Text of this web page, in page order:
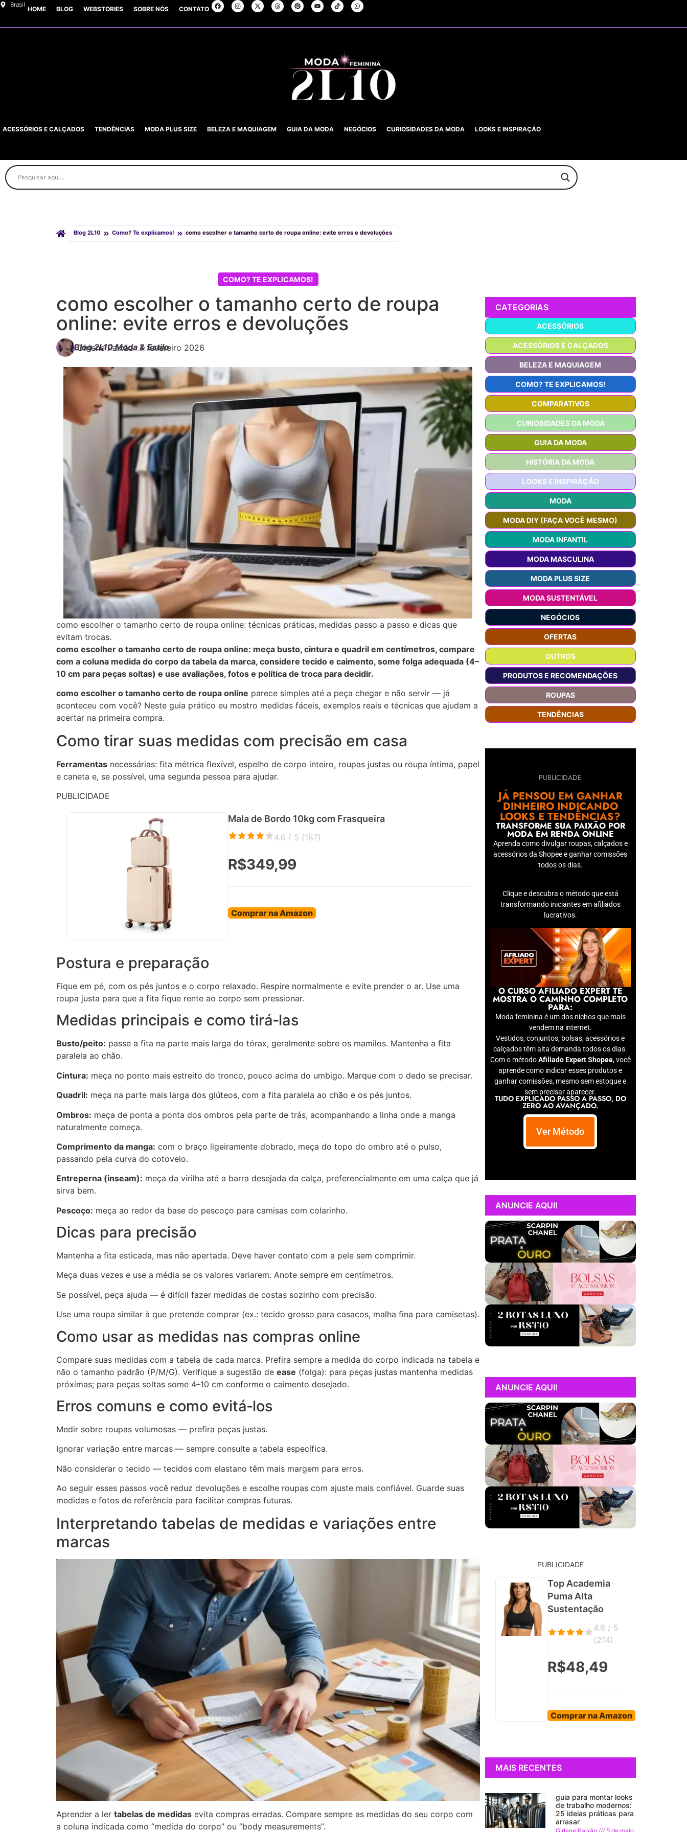
Brasil HOME BLOG WEBSTORIES SOBRE NÓS CONTATO
ACESSÓRIOS E CALÇADOS TENDÊNCIAS MODA PLUS SIZE BELEZA E MAQUIAGEM GUIA DA MODA NEGÓCIOS CURIOSIDADES DA MODA LOOKS E INSPIRAÇÃO
Blog 2L10 Como? Te explicamos! como escolher o tamanho certo de roupa online: evite erros e devoluções
COMO? TE EXPLICAMOS!
como escolher o tamanho certo de roupa
online: evite erros e devoluções
Blog 2L10 Moda & Estilo
Girlene Paixão- 7 fevereiro 2026
como escolher o tamanho certo de roupa online: técnicas práticas, medidas passo a passo e dicas que
evitam trocas.
como escolher o tamanho certo de roupa online: meça busto, cintura e quadril em centímetros, compare
com a coluna medida do corpo da tabela da marca, considere tecido e caimento, some folga adequada (4–
10 cm para peças soltas) e use avaliações, fotos e política de troca para decidir.
como escolher o tamanho certo de roupa online parece simples até a peça chegar e não servir — já
aconteceu com você? Neste guia prático eu mostro medidas fáceis, exemplos reais e técnicas que ajudam a
acertar na primeira compra.
Como tirar suas medidas com precisão em casa
Ferramentas necessárias: fita métrica flexível, espelho de corpo inteiro, roupas justas ou roupa íntima, papel
e caneta e, se possível, uma segunda pessoa para ajudar.
PUBLICIDADE
Mala de Bordo 10kg com Frasqueira
4.6 / 5 (187)
R$349,99
Comprar na Amazon
Postura e preparação
Fique em pé, com os pés juntos e o corpo relaxado. Respire normalmente e evite prender o ar. Use uma
roupa justa para que a fita fique rente ao corpo sem pressionar.
Medidas principais e como tirá‑las
Busto/peito: passe a fita na parte mais larga do tórax, geralmente sobre os mamilos. Mantenha a fita
paralela ao chão.
Cintura: meça no ponto mais estreito do tronco, pouco acima do umbigo. Marque com o dedo se precisar.
Quadril: meça na parte mais larga dos glúteos, com a fita paralela ao chão e os pés juntos.
Ombros: meça de ponta a ponta dos ombros pela parte de trás, acompanhando a linha onde a manga
naturalmente começa.
Comprimento da manga: com o braço ligeiramente dobrado, meça do topo do ombro até o pulso,
passando pela curva do cotovelo.
Entreperna (inseam): meça da virilha até a barra desejada da calça, preferencialmente em uma calça que já
sirva bem.
Pescoço: meça ao redor da base do pescoço para camisas com colarinho.
Dicas para precisão
Mantenha a fita esticada, mas não apertada. Deve haver contato com a pele sem comprimir.
Meça duas vezes e use a média se os valores variarem. Anote sempre em centímetros.
Se possível, peça ajuda — é difícil fazer medidas de costas sozinho com precisão.
Use uma roupa similar à que pretende comprar (ex.: tecido grosso para casacos, malha fina para camisetas).
Como usar as medidas nas compras online
Compare suas medidas com a tabela de cada marca. Prefira sempre a medida do corpo indicada na tabela e
não o tamanho padrão (P/M/G). Verifique a sugestão de ease (folga): para peças justas mantenha medidas
próximas; para peças soltas some 4–10 cm conforme o caimento desejado.
Erros comuns e como evitá‑los
Medir sobre roupas volumosas — prefira peças justas.
Ignorar variação entre marcas — sempre consulte a tabela específica.
Não considerar o tecido — tecidos com elastano têm mais margem para erros.
Ao seguir esses passos você reduz devoluções e escolhe roupas com ajuste mais confiável. Guarde suas
medidas e fotos de referência para facilitar compras futuras.
Interpretando tabelas de medidas e variações entre
marcas
Aprender a ler tabelas de medidas evita compras erradas. Compare sempre as medidas do seu corpo com
a coluna indicada como “medida do corpo” ou “body measurements”.
CATEGORIAS
ACESSÓRIOS
ACESSÓRIOS E CALÇADOS
BELEZA E MAQUIAGEM
COMO? TE EXPLICAMOS!
COMPARATIVOS
CURIOSIDADES DA MODA
GUIA DA MODA
HISTÓRIA DA MODA
LOOKS E INSPIRAÇÃO
MODA
MODA DIY (FAÇA VOCÊ MESMO)
MODA INFANTIL
MODA MASCULINA
MODA PLUS SIZE
MODA SUSTENTÁVEL
NEGÓCIOS
OFERTAS
OUTROS
PRODUTOS E RECOMENDAÇÕES
ROUPAS
TENDÊNCIAS
PUBLICIDADE
JÁ PENSOU EM GANHAR
DINHEIRO INDICANDO
LOOKS E TENDÊNCIAS?
TRANSFORME SUA PAIXÃO POR
MODA EM RENDA ONLINE
Aprenda como divulgar roupas, calçados e
acessórios da Shopee e ganhar comissões
todos os dias.
Clique e descubra o método que está
transformando iniciantes em afiliados
lucrativos.
O CURSO AFILIADO EXPERT TE
MOSTRA O CAMINHO COMPLETO
PARA:
Moda feminina é um dos nichos que mais
vendem na internet.
Vestidos, conjuntos, bolsas, acessórios e
calçados têm alta demanda todos os dias.
Com o métodoAfiliado Expert Shopee, você
aprende como indicar esses produtos e
ganhar comissões, mesmo sem estoque e
sem precisar aparecer.
TUDO EXPLICADO PASSO A PASSO, DO
ZERO AO AVANÇADO.
Ver Método
ANUNCIE AQUI!
ANUNCIE AQUI!
PUBLICIDADE
Top Academia
Puma Alta
Sustentação
4.6 / 5
(214)
R$48,49
Comprar na Amazon
MAIS RECENTES
guia para montar looks
de trabalho modernos:
25 ideias práticas para
arrasar